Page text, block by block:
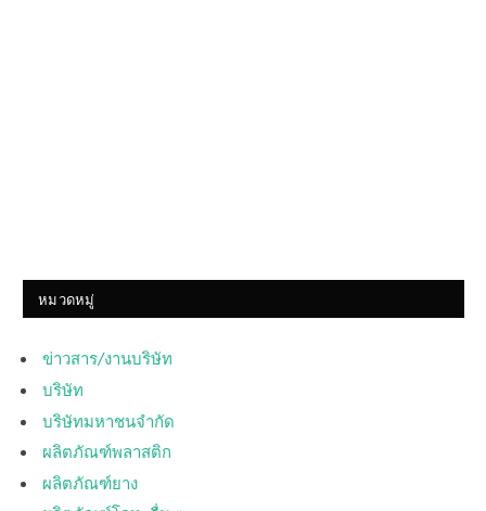
หมวดหมู่
ข่าวสาร/งานบริษัท
บริษัท
บริษัทมหาชนจำกัด
ผลิตภัณฑ์พลาสติก
ผลิตภัณฑ์ยาง